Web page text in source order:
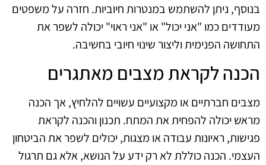
בנוסף, ניתן להשתמש במנטרות חיוביות. חזרה על משפטים
מעודדים כמו "אני יכול" או "אני ראוי" יכולה לשפר את
התחושה הפנימית וליצור שינוי חיובי בחשיבה.
הכנה לקראת מצבים מאתגרים
מצבים חברתיים או מקצועיים עשויים להלחיץ, אך הכנה
מראש יכולה להפחית את המתח. תכנון והכנה לקראת
פגישות, ראיונות עבודה או מצגות, יכולים לשפר את הביטחון
העצמי. הכנה כוללת לא רק ידע על הנושא, אלא גם תרגול